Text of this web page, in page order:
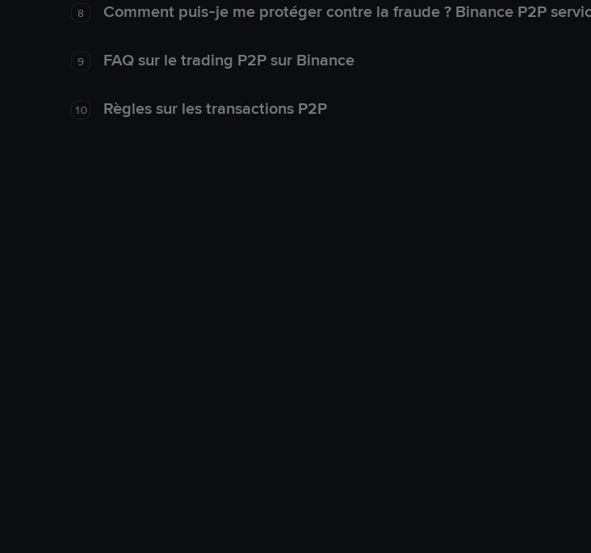
8 Comment puis-je me protéger contre la fraude ? Binance P2P
9 FAQ sur le trading P2P sur Binance
10 Règles sur les transactions P2P